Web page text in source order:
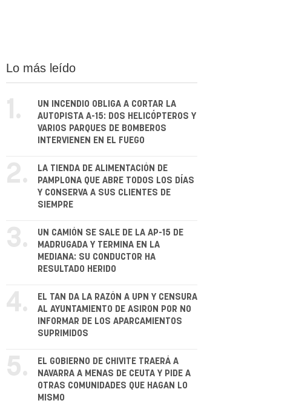
Lo más leído
1.
UN INCENDIO OBLIGA A CORTAR LA
AUTOPISTA A-15: DOS HELICÓPTEROS Y
VARIOS PARQUES DE BOMBEROS
INTERVIENEN EN EL FUEGO
2.
LA TIENDA DE ALIMENTACIÓN DE
PAMPLONA QUE ABRE TODOS LOS DÍAS
Y CONSERVA A SUS CLIENTES DE
SIEMPRE
3.
UN CAMIÓN SE SALE DE LA AP-15 DE
MADRUGADA Y TERMINA EN LA
MEDIANA: SU CONDUCTOR HA
RESULTADO HERIDO
4.
EL TAN DA LA RAZÓN A UPN Y CENSURA
AL AYUNTAMIENTO DE ASIRON POR NO
INFORMAR DE LOS APARCAMIENTOS
SUPRIMIDOS
5.
EL GOBIERNO DE CHIVITE TRAERÁ A
NAVARRA A MENAS DE CEUTA Y PIDE A
OTRAS COMUNIDADES QUE HAGAN LO
MISMO